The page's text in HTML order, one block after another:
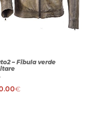
– Fibula verde
€